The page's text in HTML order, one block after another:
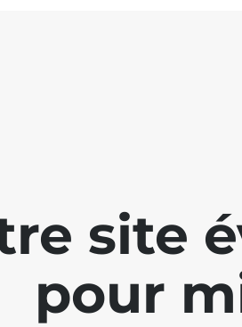
site
pour